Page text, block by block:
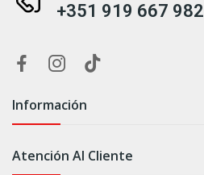
+351 919 667 982
Información
Atención Al Cliente